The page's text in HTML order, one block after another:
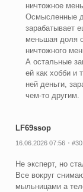
ничтожное
Осмысленные
зарабатывает
меньшая доля
ничтожного
А остальные
ей как хобби и
ней деньги,
чем-то другим.
LF69ssop
16.06.2026 07:56
Не эксперт, но
Все вокруг
мыльницами а